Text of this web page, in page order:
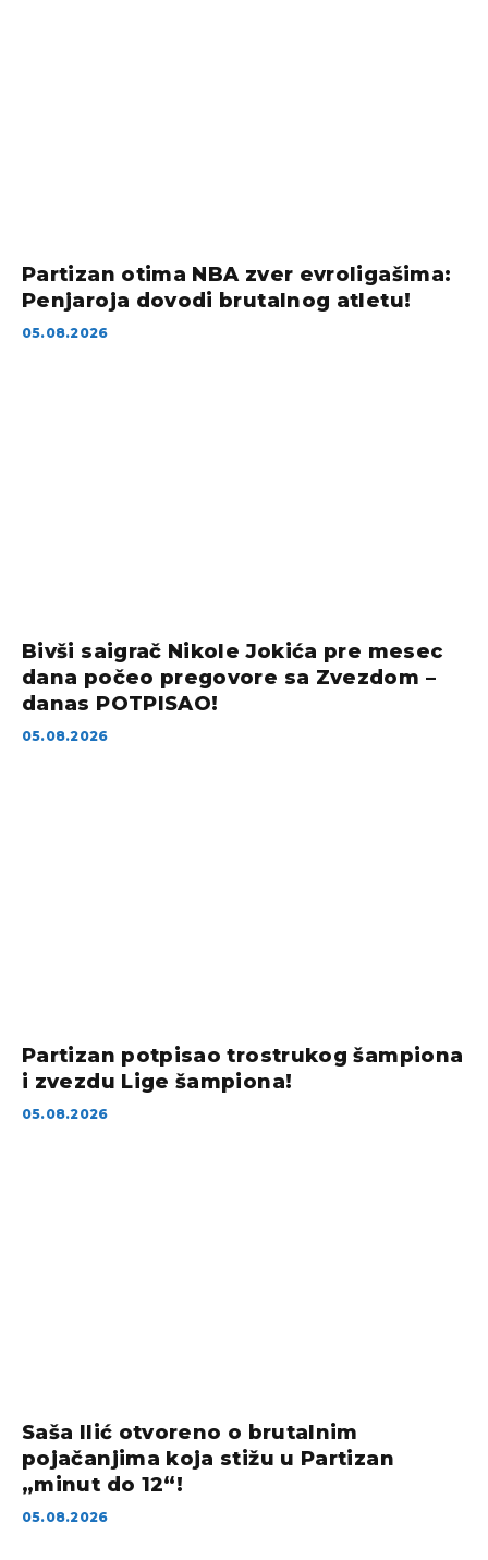
Partizan otima NBA zver evroligašima:
Penjaroja dovodi brutalnog atletu!
05.08.2026
Bivši saigrač Nikole Jokića pre mesec
dana počeo pregovore sa Zvezdom –
danas POTPISAO!
05.08.2026
Partizan potpisao trostrukog šampiona
i zvezdu Lige šampiona!
05.08.2026
Saša Ilić otvoreno o brutalnim
pojačanjima koja stižu u Partizan
„minut do 12“!
05.08.2026